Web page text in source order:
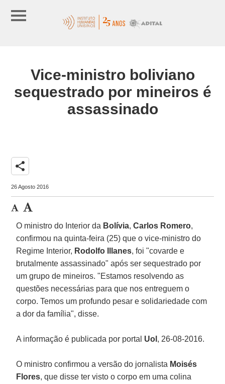
Vice-ministro boliviano
sequestrado por mineiros é
assassinado
share
26 Agosto 2016
O ministro do Interior da Bolívia,Carlos Romero,
confirmou na quinta-feira (25) que o vice-ministro do
Regime Interior, Rodolfo Illanes, foi "covarde e
brutalmente assassinado" após ser sequestrado por
um grupo de mineiros. "Estamos resolvendo as
questões necessárias para que nos entreguem o
corpo. Temos um profundo pesar e solidariedade com
a dor da família", disse.
A informação é publicada por portal Uol , 26-08-2016.
O ministro confirmou a versão do jornalista Moisés
Flores, que disse ter visto o corpo em uma colina